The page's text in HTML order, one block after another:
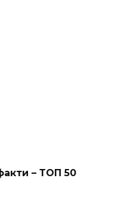
– ТОП 50